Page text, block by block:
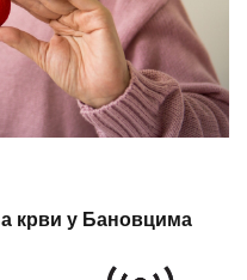
крви у Бановцима